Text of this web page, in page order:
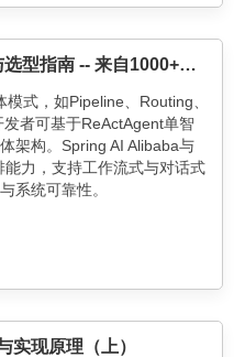
企业级 Agent 多智能体架构与选型指南 -- 来自1000+行业应用实践积累
式，如Pipeline、Routing、
者可基于ReActAgent单智
架构。Spring AI Alibaba与
力，支持工作流式与对话式
系统可靠性。
实现原理（上）